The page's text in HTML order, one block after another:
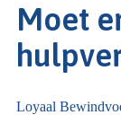
Moet
Loyaal